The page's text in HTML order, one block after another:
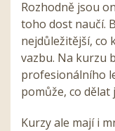
Rozhodně jsou
toho dost naučí.
nejdůležitější, co
vazbu. Na kurzu
profesionálního
pomůže, co dělat
Kurzy ale mají i